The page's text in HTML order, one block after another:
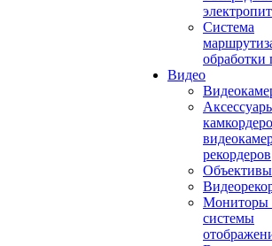
Система
обработки
Видео
рекордеров
Объективы
Мониторы
системы